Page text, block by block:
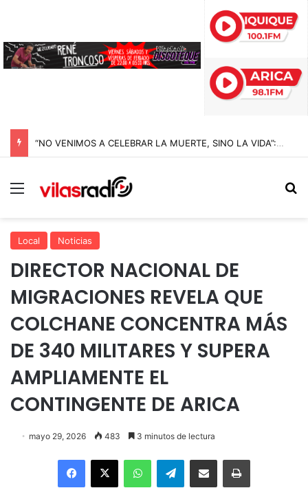
“NO VENIMOS A CELEBRAR LA MUERTE, SINO LA VIDA”: LA EMOTIVA ROMERÍA AL CEMENTERIO QUE MARCA EL CORAZÓN DE LA FIESTA DE SAN LORENZO
Menú
Local Noticias
DIRECTOR NACIONAL DE
MIGRACIONES REVELA QUE
COLCHANE CONCENTRA MÁS
DE 340 MILITARES Y SUPERA
AMPLIAMENTE EL
CONTINGENTE DE ARICA
mayo 29, 2026 483 3 minutos de lectura
Facebook
X WhatsAppTelegramEnviar vía email Imprimir